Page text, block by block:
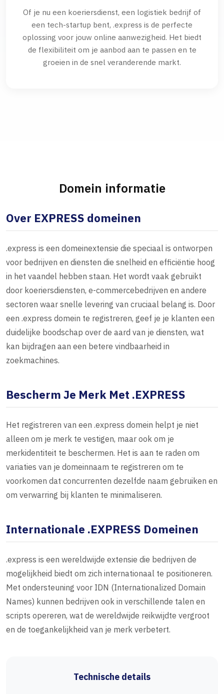
Of je nu een koeriersdienst, een logistiek bedrijf of
een tech-startup bent, .express is de perfecte
oplossing voor jouw online aanwezigheid. Het biedt
de flexibiliteit om je aanbod aan te passen en te
groeien in de snel veranderende markt.
Domein informatie
Over EXPRESS domeinen
.express is een domeinextensie die speciaal is ontworpen
voor bedrijven en diensten die snelheid en efficiëntie hoog
in het vaandel hebben staan. Het wordt vaak gebruikt
door koeriersdiensten, e-commercebedrijven en andere
sectoren waar snelle levering van cruciaal belang is. Door
een .express domein te registreren, geef je je klanten een
duidelijke boodschap over de aard van je diensten, wat
kan bijdragen aan een betere vindbaarheid in
zoekmachines.
Bescherm Je Merk Met .EXPRESS
Het registreren van een .express domein helpt je niet
alleen om je merk te vestigen, maar ook om je
merkidentiteit te beschermen. Het is aan te raden om
variaties van je domeinnaam te registreren om te
voorkomen dat concurrenten dezelfde naam gebruiken en
om verwarring bij klanten te minimaliseren.
Internationale .EXPRESS Domeinen
.express is een wereldwijde extensie die bedrijven de
mogelijkheid biedt om zich internationaal te positioneren.
Met ondersteuning voor IDN (Internationalized Domain
Names) kunnen bedrijven ook in verschillende talen en
scripts opereren, wat de wereldwijde reikwijdte vergroot
en de toegankelijkheid van je merk verbetert.
Technische details